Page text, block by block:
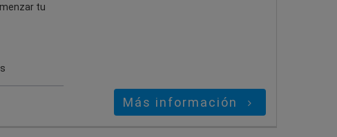
tu
Más información